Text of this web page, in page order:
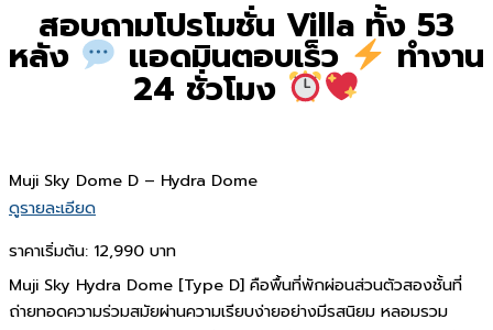
สอบถามโปรโมชั่น Villa ทั้ง 53
หลัง แอดมินตอบเร็ว ทำงาน
24 ชั่วโมง
Muji Sky Dome D – Hydra Dome
ดูรายละเอียด
ราคาเริ่มต้น: 12,990 บาท
Muji Sky Hydra Dome [Type D] คือพื้นที่พักผ่อนส่วนตัวสองชั้นที่
ถ่ายทอดความร่วมสมัยผ่านความเรียบง่ายอย่างมีรสนิยม หลอมรวม